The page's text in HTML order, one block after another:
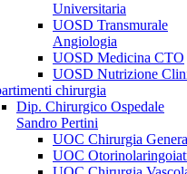
Universitaria
UOSD Transmurale
Angiologia
UOSD Medicina CTO
UOSD Nutrizione
chirurgia
Dip. Chirurgico Ospedale
Sandro Pertini
UOC Chirurgia
UOC